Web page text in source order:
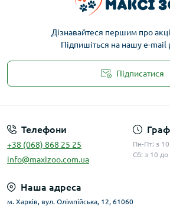
Дізнавайтеся першим про
Підпишіться на нашу e-mail
Підписатися
Телефони
+38 (068) 868 25 25
info@maxizoo.com.ua
Пн-Пт: з
Сб: з 10 до
Наша адреса
м. Харків, вул. Олімпійська, 12, 61060